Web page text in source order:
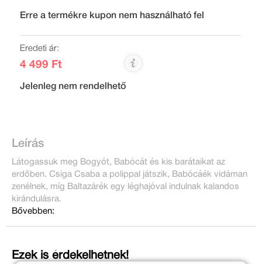
Erre a termékre kupon nem használható fel
Eredeti ár:
4 499 Ft
Jelenleg nem rendelhető
Leírás
Látogassuk meg Bogyót, Babócát és kis barátaikat az
erdőben. Csiga Csaba a polippal játszik, Babócáék vidáman
zenélnek, míg Baltazárék egy léghajóval indulnak kalandos
kirándulásra.
Bővebben:
Ezek is érdekelhetnek!